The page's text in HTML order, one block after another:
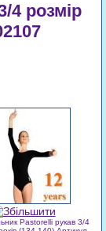
4 розмір
Pastorelli рукав 3/4